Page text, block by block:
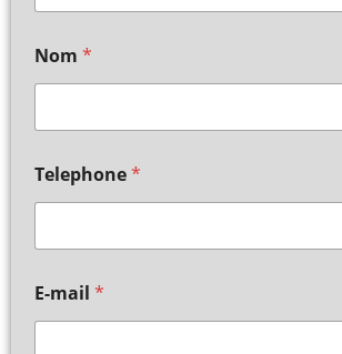
Nom *
Telephone*
E-mail *